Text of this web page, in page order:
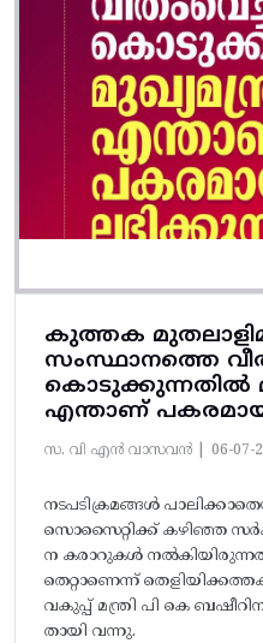
കുത്തക
സംസ്ഥാനത്തെ
കൊടുക്കുന്നതിൽ
എന്താണ്
സ. വി എൻ വാസവൻ | 06-07-
നടപടിക്രമങ്ങൾ
സൊസൈറ്റിക്ക് കഴിഞ്ഞ
ന കരാറുകൾ
തെറ്റാണെന്ന്
വകുപ്പ് മന്ത്രി പി കെ
തായി വന്നു.